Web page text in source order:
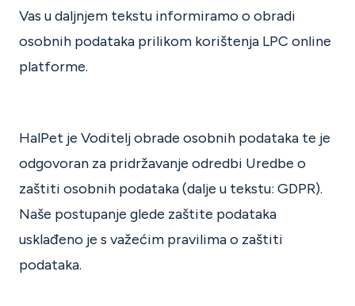
Vas u daljnjem tekstu informiramo o obradi
osobnih podataka prilikom korištenja LPC online
platforme.
HalPet je Voditelj obrade osobnih podataka te je
odgovoran za pridržavanje odredbi Uredbe o
zaštiti osobnih podataka (dalje u tekstu: GDPR).
Naše postupanje glede zaštite podataka
usklađeno je s važećim pravilima o zaštiti
podataka.